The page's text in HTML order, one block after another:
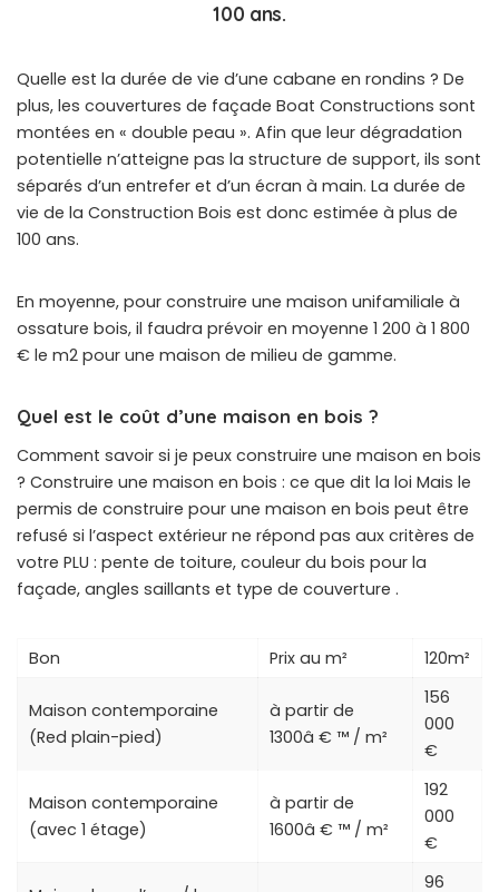
100 ans.
Quelle est la durée de vie d’une cabane en rondins ? De
plus, les couvertures de façade Boat Constructions sont
montées en « double peau ». Afin que leur dégradation
potentielle n’atteigne pas la structure de support, ils sont
séparés d’un entrefer et d’un écran à main. La durée de
vie de la Construction Bois est donc estimée à plus de
100 ans.
En moyenne, pour construire une maison unifamiliale à
ossature bois, il faudra prévoir en moyenne 1 200 à 1 800
€ le m2 pour une maison de milieu de gamme.
Quel est le coût d’une maison en bois ?
Comment savoir si je peux construire une maison en bois
? Construire une maison en bois : ce que dit la loi Mais le
permis de construire pour une maison en bois peut être
refusé si l’aspect extérieur ne répond pas aux critères de
votre PLU : pente de toiture, couleur du bois pour la
façade, angles saillants et type de couverture .
Bon Prix ​​au m² 120m²
Maison contemporaine
(Red plain-pied)
à partir de
1300â € ™ / m²
156
000
€
Maison contemporaine
(avec 1 étage)
à partir de
1600â € ™ / m²
192
000
€
96